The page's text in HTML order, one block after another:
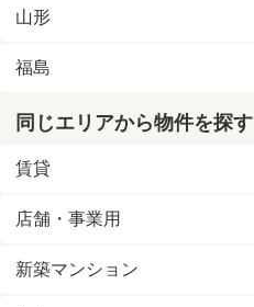
山形
福島
同じエリアから物件を探す
賃貸
店舗・事業用
新築マンション